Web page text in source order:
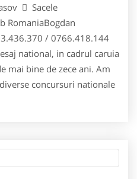
Sacele
RomaniaBogdan
/ 0766.418.144
national, in cadrul caruia
mai bine de zece ani. Am
concursuri nationale